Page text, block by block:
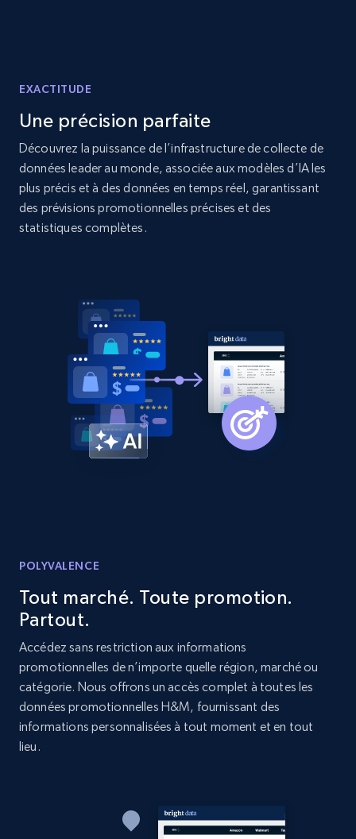
URL, Domain, Country code, Model number,
Sku, Product id, Product name, Manufacturer,
and more.
2.1K+ 353+ Commencer
Sku, Product id, Product name, Manufacturer,
and more.
2.1K+ 353+ Commencer
Home Depot US - Discovery products by
2.1K+
Etsy
URL, Product id, Listing inventory id, Title, Rating,
Reviews count shop, Reviews count item, Initial
price, and more.
Etsy - Collect data on products using
EXACTITUDE
Une précision parfaite
Découvrez la puissance de l’infrastructure de collecte de
données leader au monde, associée aux modèles d’IA les
plus précis et à des données en temps réel, garantissant
des prévisions promotionnelles précises et des
statistiques complètes.
POLYVALENCE
Tout marché. Toute promotion.
Partout.
Accédez sans restriction aux informations
promotionnelles de n’importe quelle région, marché ou
catégorie. Nous offrons un accès complet à toutes les
données promotionnelles H&M, fournissant des
informations personnalisées à tout moment et en tout
lieu.